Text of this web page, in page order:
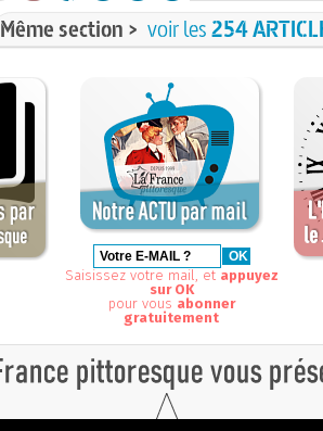
Même section > voir les254
Saisissez votre mail, et appuyez
sur OK
pour vous abonner
gratuitement